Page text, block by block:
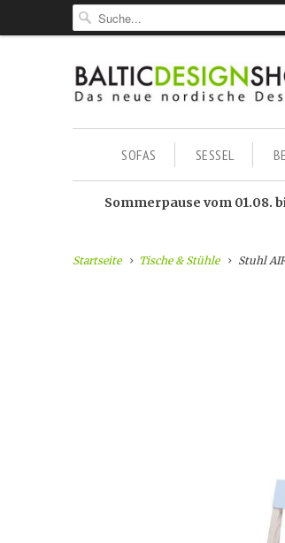
SOFAS SESSEL
Sommerpause vom 01.08.
Startseite Tische & Stühle Stuhl